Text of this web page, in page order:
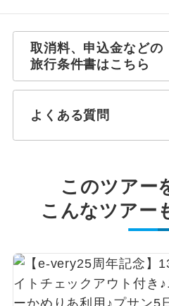
取消料、申込金などの
旅行条件書はこちら
よくある質問
このツアー
こんなツアー